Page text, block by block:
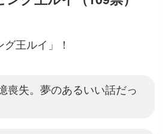
王ルイ」！
喪失。夢のあるいい話だっ